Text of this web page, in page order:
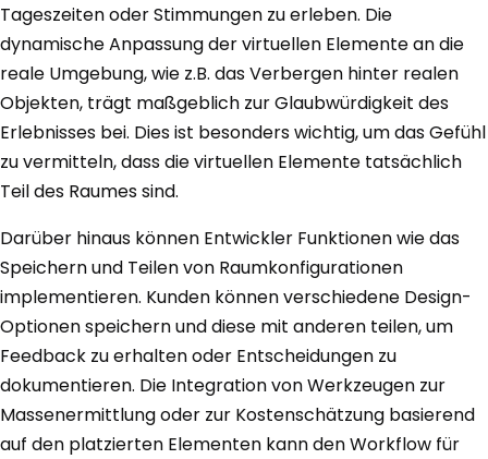
Tageszeiten oder Stimmungen zu erleben. Die
dynamische Anpassung der virtuellen Elemente an die
reale Umgebung, wie z.B. das Verbergen hinter realen
Objekten, trägt maßgeblich zur Glaubwürdigkeit des
Erlebnisses bei. Dies ist besonders wichtig, um das Gefühl
zu vermitteln, dass die virtuellen Elemente tatsächlich
Teil des Raumes sind.
Darüber hinaus können Entwickler Funktionen wie das
Speichern und Teilen von Raumkonfigurationen
implementieren. Kunden können verschiedene Design-
Optionen speichern und diese mit anderen teilen, um
Feedback zu erhalten oder Entscheidungen zu
dokumentieren. Die Integration von Werkzeugen zur
Massenermittlung oder zur Kostenschätzung basierend
auf den platzierten Elementen kann den Workflow für